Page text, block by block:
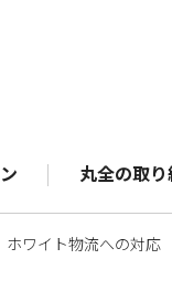
丸全の取
ワイト物流への対応